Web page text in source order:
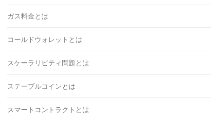
ガス料金とは
コールドウォレットとは
スケーラリビティ問題とは
ステーブルコインとは
スマートコントラクトとは